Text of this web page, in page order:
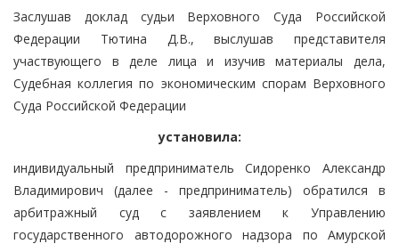
Заслушав доклад судьи Верховного Суда Российской
Федерации Тютина Д.В., выслушав представителя
участвующего в деле лица и изучив материалы дела,
Судебная коллегия по экономическим спорам Верховного
Суда Российской Федерации
установила:
индивидуальный предприниматель Сидоренко Александр
Владимирович (далее - предприниматель) обратился в
арбитражный суд с заявлением к Управлению
государственного автодорожного надзора по Амурской